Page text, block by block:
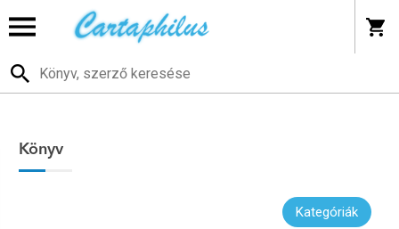
Könyv
Kategóriák